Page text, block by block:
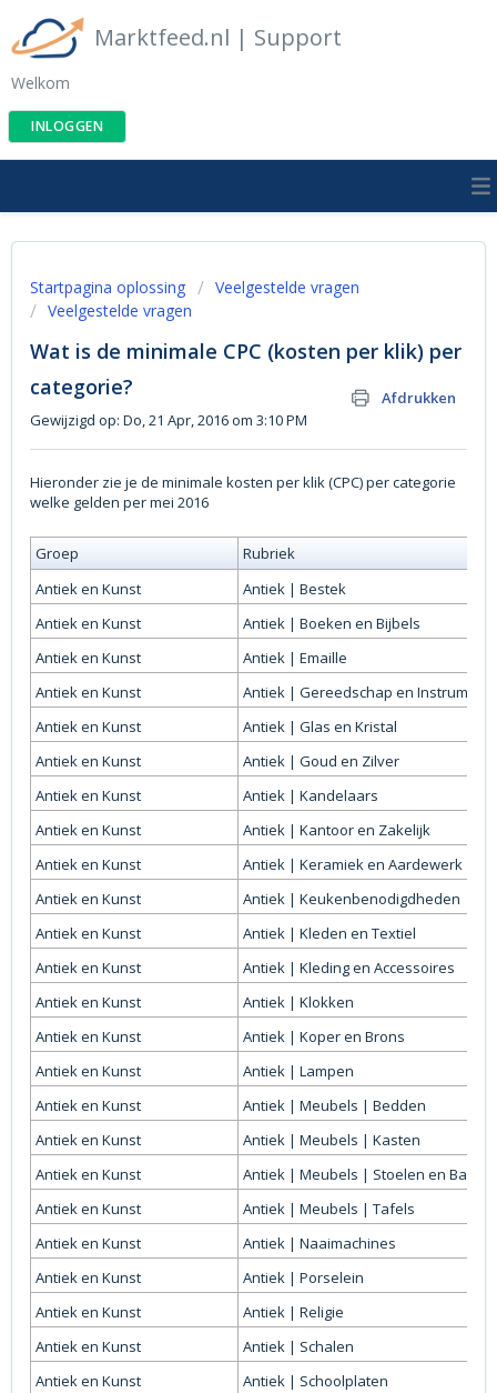
Marktfeed.nl | Support
Welkom
INLOGGEN
Startpagina oplossing
Veelgestelde vragen
Veelgestelde vragen
Wat is de minimale CPC (kosten per klik) per
categorie?
Afdrukken
Gewijzigd op: Do, 21 Apr, 2016 om 3:10 PM
Hieronder zie je de minimale kosten per klik (CPC) per categorie
welke gelden per mei 2016
Groep
Rubriek
Antiek en Kunst
Antiek | Bestek
Antiek en Kunst
Antiek | Boeken en Bijbels
Antiek en Kunst
Antiek | Emaille
Antiek en Kunst
Antiek | Gereedschap en
Antiek en Kunst
Antiek | Glas en Kristal
Antiek en Kunst
Antiek | Goud en Zilver
Antiek en Kunst
Antiek | Kandelaars
Antiek en Kunst
Antiek | Kantoor en Zakelijk
Antiek en Kunst
Antiek | Keramiek en Aardewerk
Antiek en Kunst
Antiek | Keukenbenodigdheden
Antiek en Kunst
Antiek | Kleden en Textiel
Antiek en Kunst
Antiek | Kleding en Accessoires
Antiek en Kunst
Antiek | Klokken
Antiek en Kunst
Antiek | Koper en Brons
Antiek en Kunst
Antiek | Lampen
Antiek en Kunst
Antiek | Meubels | Bedden
Antiek en Kunst
Antiek | Meubels | Kasten
Antiek en Kunst
Antiek | Meubels | Stoelen en
Antiek en Kunst
Antiek | Meubels | Tafels
Antiek en Kunst
Antiek | Naaimachines
Antiek en Kunst
Antiek | Porselein
Antiek en Kunst
Antiek | Religie
Antiek en Kunst
Antiek | Schalen
Antiek en Kunst
Antiek | Schoolplaten